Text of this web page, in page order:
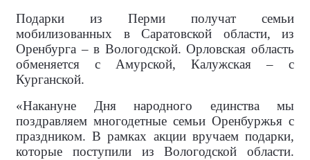
Подарки из Перми получат семьи
мобилизованных в Саратовской области, из
Оренбурга – в Вологодской. Орловская область
обменяется с Амурской, Калужская – с
Курганской.
«Накануне Дня народного единства мы
поздравляем многодетные семьи Оренбуржья с
праздником. В рамках акции вручаем подарки,
которые поступили из Вологодской области.